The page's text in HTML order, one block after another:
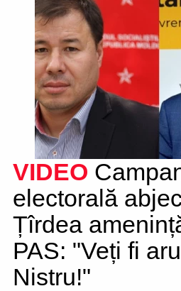
VIDEO
electorală
Țîrdea
PAS: "Veți fi
Nistru!"